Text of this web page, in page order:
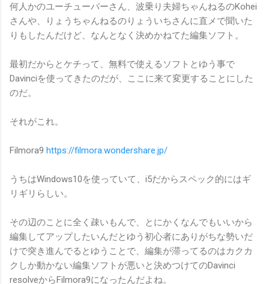
何人かのユーチューバーさん、波乗り夫婦ちゃんねるのKohei
さんや、りょうちゃんねるのりょういちさんに直メで聞いた
りもしたんだけど、なんとなく決めかねてた編集ソフト。
最初だからとケチって、無料で使えるソフトとゆう事で
Davinciを使ってきたのだが、ここに来て変更することにした
のだ。
それがこれ。
Filmora9 https://filmora.wondershare.jp/
うちはWindows10を使っていて、i5だからスペック的にはギ
リギリらしい。
その辺のことに全く疎いもんで、とにかくなんでもいいから
編集してアップしたいんだとゆう初心者にありがちな勢いだ
けで突き進んでるとゆうことで、編集が滞ってるのはカクカ
クしか動かない編集ソフトが悪いと決めつけてのDavinci
resolveからFilmora9になったんだよね。